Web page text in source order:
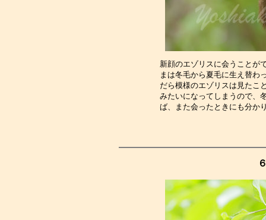
新顔のエゾリスに会うことが
まは冬毛から夏毛に生え替わ
だら模様のエゾリスは見たこ
みたいになってしまうので、
ば、また会ったときに